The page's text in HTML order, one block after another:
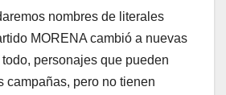
nombres de literales
MORENA cambió a nuevas
personajes que pueden
campañas, pero no tienen